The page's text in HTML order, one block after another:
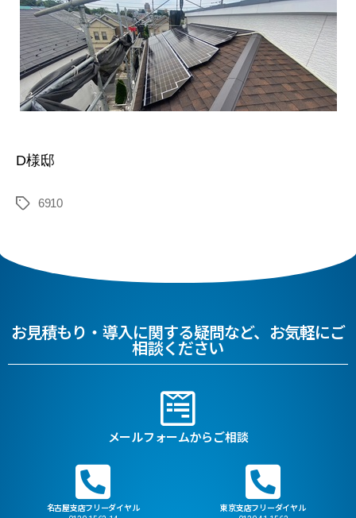
D様邸
6910
お見積もり・導入に関する疑問など、お気軽にご
相談ください
メールフォームからご相談
名古屋支店フリーダイヤル 東京支店フリーダイヤル